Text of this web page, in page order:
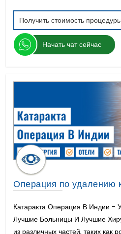
Цистэктомия Яичника
AMS 800 искусственный
Гамма нож
Лейкемия
Гистерэктомия Матки
Операция Lasik
зубной имплант
Гипоспадия Операция
Трансплантация печени
Передняя
Восстановление
Астигматизм Операция
Вертебропластика и
Пересадка Сердца
Получить стоимость процедуры
Начать чат сейчас
Операция по удалению
Катаракта Операция В Индии -
Лучшие Больницы И Лучшие
из различных частей, таких как